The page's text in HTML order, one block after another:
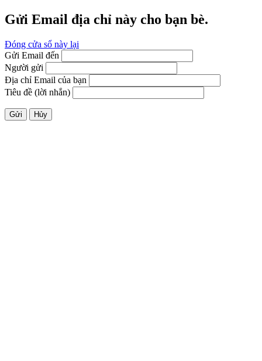
Gửi Email địa chỉ này cho bạn bè.
Đóng cửa sổ này lại
Gửi Email đến
Người gửi
Địa chỉ Email của bạn
Tiêu đề (lời nhắn)
Gửi Hủy